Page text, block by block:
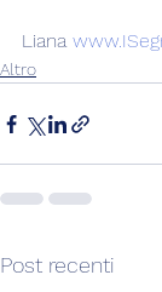
Liana
Altro
Post recenti